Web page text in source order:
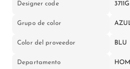
Designer code
Grupo de color
Color del proveedor BLU
Departamento